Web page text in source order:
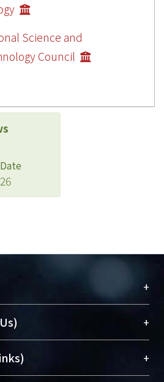
Science and
Council
+
之列，為永久珍藏及向國際
果及學術能量，圖書館整合
學術庫（AH）不同功能平
NTU scholars。期能整合研
+
(Medical Library)
+